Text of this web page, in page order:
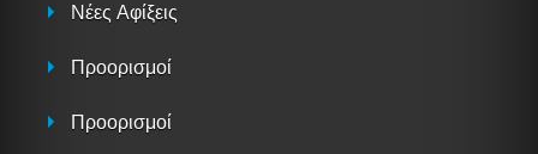
Νέες Αφίξεις
Προορισμοί
Προορισμοί